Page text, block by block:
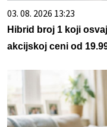
03. 08. 2026 13:23
Hibrid broj 1 koji
akcijskoj ceni od